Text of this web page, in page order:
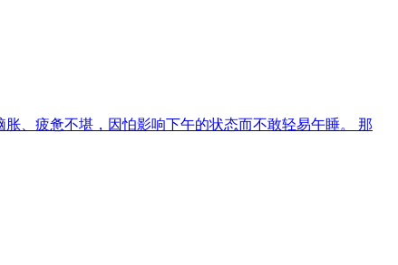
、疲惫不堪，因怕影响下午的状态而不敢轻易午睡。 那